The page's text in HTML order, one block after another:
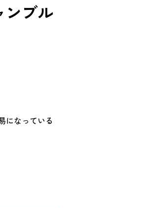
ブル
になっている